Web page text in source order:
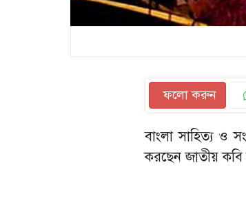
ফলো করুন
বাংলা সাহিত্য ও
করছেন জাতীয়